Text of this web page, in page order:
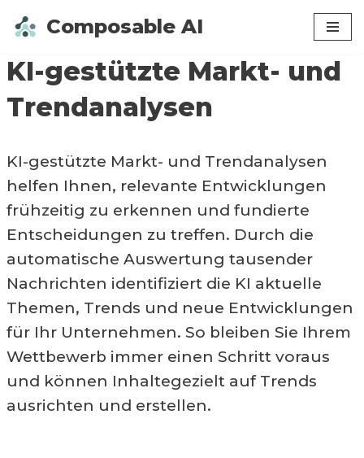
Inhalt
springen
Composable AI
KI-gestützte Markt- und
Trendanalysen
KI-gestützte Markt- und Trendanalysen
helfen Ihnen, relevante Entwicklungen
frühzeitig zu erkennen und fundierte
Entscheidungen zu treffen. Durch die
automatische Auswertung tausender
Nachrichten identifiziert die KI aktuelle
Themen, Trends und neue Entwicklungen
für Ihr Unternehmen. So bleiben Sie Ihrem
Wettbewerb immer einen Schritt voraus
und können Inhaltegezielt auf Trends
ausrichten und erstellen.